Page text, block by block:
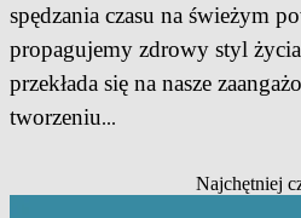
spędzania czasu na świeżym
propagujemy zdrowy styl
przekłada się na nasze
tworzeniu...
Najchętniej